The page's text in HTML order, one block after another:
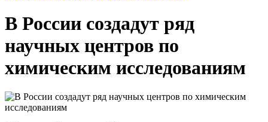
В России создадут ряд
научных центров по
химическим исследованиям